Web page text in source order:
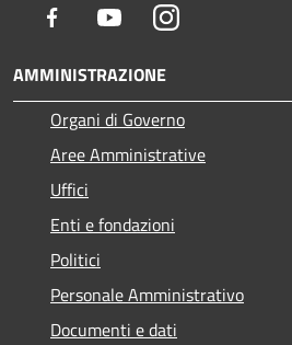
Facebook YoutubeInstagram
AMMINISTRAZIONE
Organi di Governo
Aree Amministrative
Uffici
Enti e fondazioni
Politici
Personale Amministrativo
Documenti e dati